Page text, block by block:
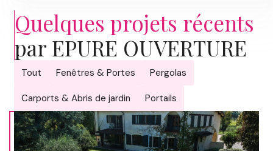
Quelques projets récents
par EPURE OUVERTURE
Tout Fenêtres & Portes Pergolas
Carports & Abris de jardin Portails